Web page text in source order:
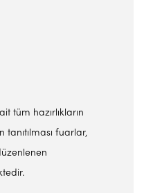
tüm hazırlıkların
fuarlar,